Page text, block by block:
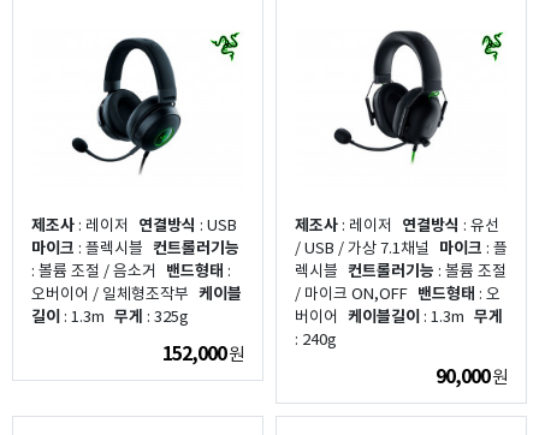
제조사 : 레이저 연결방식 : USB
마이크 : 플렉시블 컨트롤러기능
: 볼륨 조절 / 음소거
밴드형태 :
오버이어 / 일체형조작부 케이블
길이 : 1.3m 무게 : 325g
152,000원
제조사 : 레이저 연결방식 : 유선
/ USB / 가상 7.1채널
마이크 : 플
렉시블 컨트롤러기능 : 볼륨 조절
/ 마이크 ON,OFF 밴드형태 : 오
버이어 케이블길이 : 1.3m 무게
: 240g
90,000원